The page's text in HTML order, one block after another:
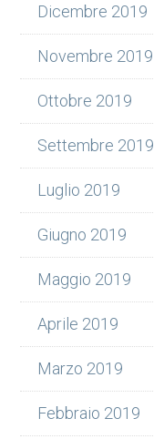
Dicembre 2019
Novembre 2019
Ottobre 2019
Settembre 2019
Luglio 2019
Giugno 2019
Maggio 2019
Aprile 2019
Marzo 2019
Febbraio 2019